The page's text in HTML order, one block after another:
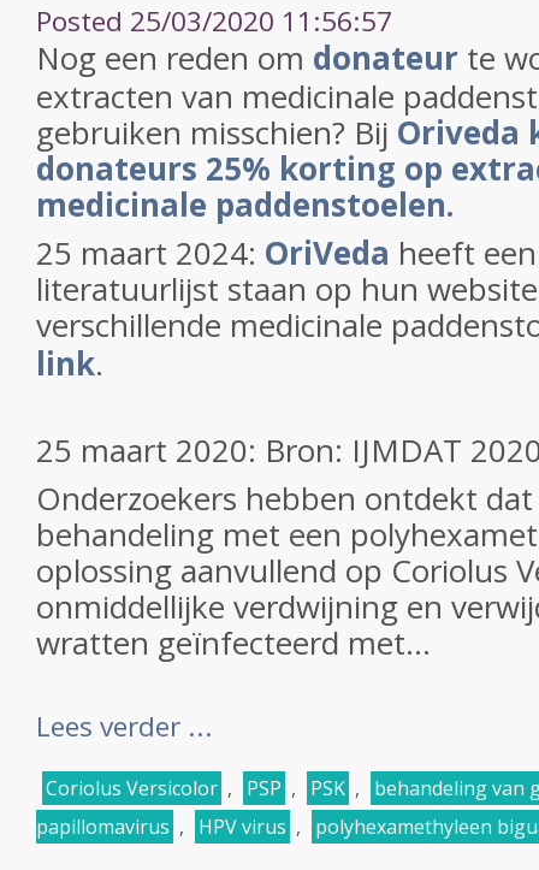
Posted 25/03/2020 11:56:57
Nog een reden om donateur te
extracten van medicinale
gebruiken misschien? Bij Oriveda
donateurs 25% korting op
medicinale paddenstoelen.
25 maart 2024: OriVeda heeft
literatuurlijst staan op hun
verschillende medicinale
link.
25 maart 2020: Bron: IJMDAT
Onderzoekers hebben ontdekt
behandeling met een
oplossing aanvullend op Coriolus
onmiddellijke verdwijning en
wratten geïnfecteerd met...
Lees verder ...
Coriolus Versicolor , PSP , PSK ,
behandeling van
papillomavirus , HPV virus , polyhexamethyleen